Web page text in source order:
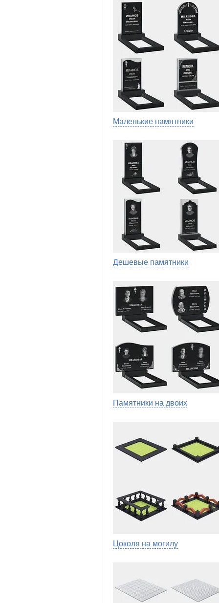
Маленькие памятники
Дешевые памятники
Памятники на двоих
Цоколя на могилу